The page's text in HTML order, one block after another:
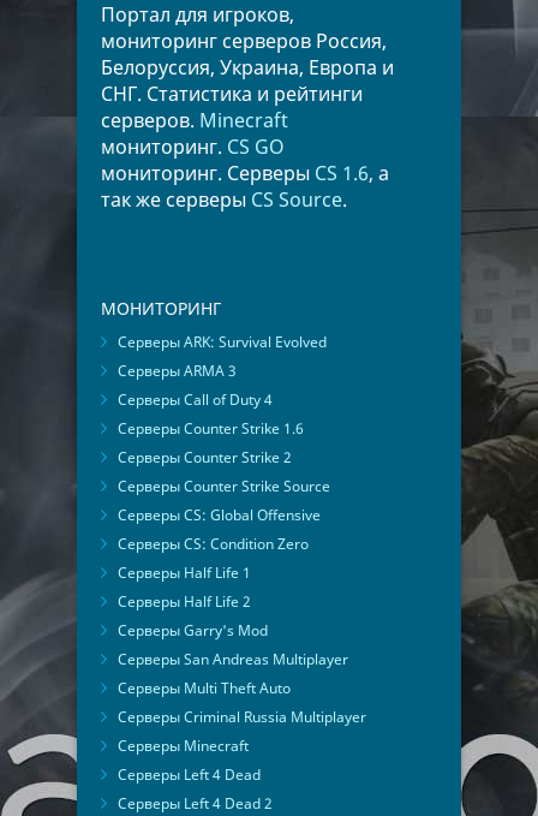
Портал для игроков,
мониторинг серверов Россия,
Белоруссия, Украина, Европа и
СНГ. Статистика и рейтинги
серверов. Minecraft
мониторинг. CS GO
мониторинг. Серверы CS 1.6, а
так же серверы CS Source.
МОНИТОРИНГ
Серверы ARK: Survival Evolved
Серверы ARMA 3
Серверы Call of Duty 4
Серверы Counter Strike 1.6
Серверы Counter Strike 2
Серверы Counter Strike Source
Серверы CS: Global Offensive
Серверы CS: Condition Zero
Серверы Half Life 1
Серверы Half Life 2
Серверы Garry's Mod
Серверы San Andreas Multiplayer
Серверы Multi Theft Auto
Серверы Criminal Russia Multiplayer
Серверы Minecraft
Серверы Left 4 Dead
Серверы Left 4 Dead 2